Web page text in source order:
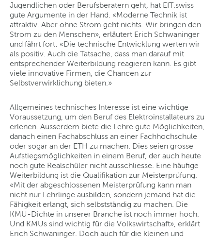
Jugendlichen oder Berufsberatern geht, hat EIT.swiss
gute Argumente in der Hand. «Moderne Technik ist
attraktiv. Aber ohne Strom geht nichts. Wir bringen den
Strom zu den Menschen», erläutert Erich Schwaninger
und fährt fort: «Die technische Entwicklung werten wir
als positiv. Auch die Tatsache, dass man darauf mit
entsprechender Weiterbildung reagieren kann. Es gibt
viele innovative Firmen, die Chancen zur
Selbstverwirklichung bieten.»
Allgemeines technisches Interesse ist eine wichtige
Voraussetzung, um den Beruf des Elektroinstallateurs zu
erlenen. Ausserdem biete die Lehre gute Möglichkeiten,
danach einen Fachabschluss an einer Fachhochschule
oder sogar an der ETH zu machen. Dies seien grosse
Aufstiegsmöglichkeiten in einem Beruf, der auch heute
noch gute Realschüler nicht ausschliesse. Eine häufige
Weiterbildung ist die Qualifikation zur Meisterprüfung.
«Mit der abgeschlossenen Meisterprüfung kann man
nicht nur Lehrlinge ausbilden, sondern jemand hat die
Fähigkeit erlangt, sich selbstständig zu machen. Die
KMU-Dichte in unserer Branche ist noch immer hoch.
Und KMUs sind wichtig für die Volkswirtschaft», erklärt
Erich Schwaninger. Doch auch für die kleinen und